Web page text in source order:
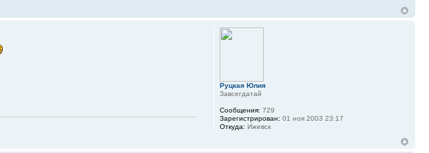
Руцкая Юлия
Завсегдатай
Сообщения: 729
Зарегистрирован: 01 ноя 2003 23:17
Откуда: Ижевск